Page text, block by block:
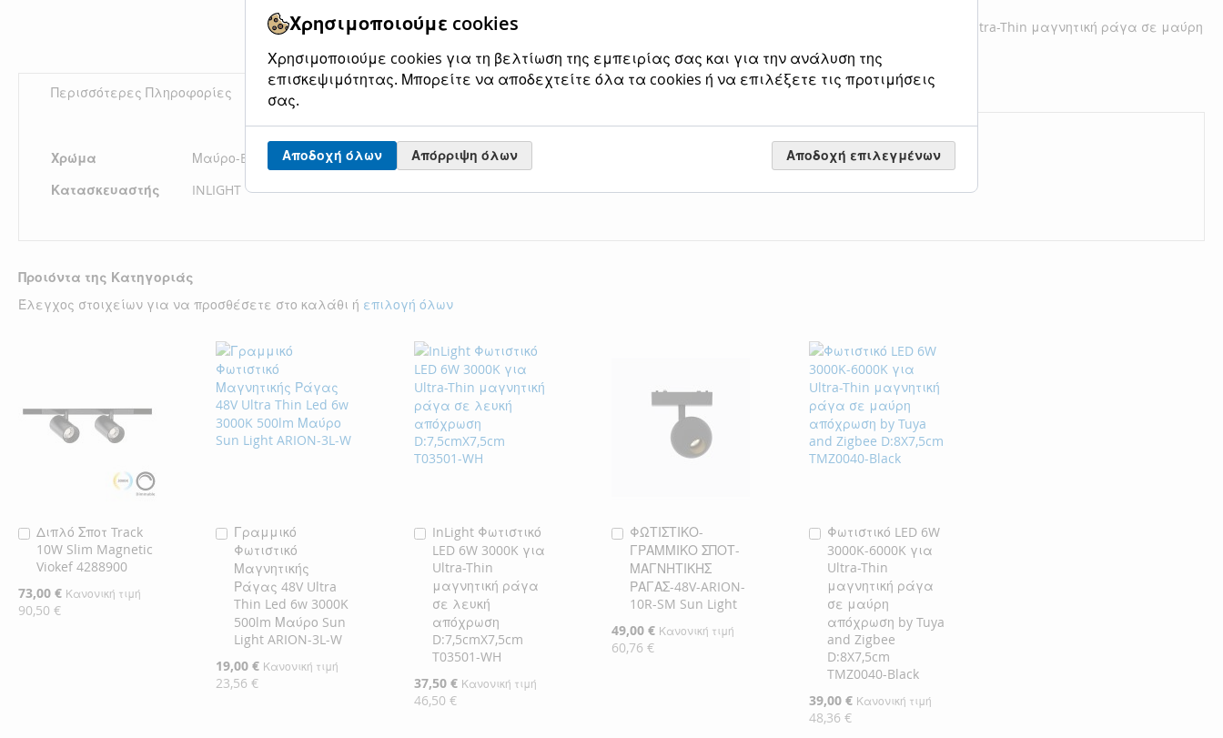
InLight Φωτιστικό LED 2x9W 3CCT για Ultra-Thin μαγνητική ράγα σε μαύρη
Περισσότερες Πληροφορίες
Περισσότερες
Πληροφορίες
Χρώμα
Μαύρο-Black
Κατασκευαστής
INLIGHT
Αξιολογήσεις
Προιόντα της Κατηγοριάς
Έλεγχος στοιχείων για να προσθέσετε στο καλάθι ή επιλογή όλων
Διπλό Σποτ Track
10W Slim Magnetic
Viokef 4288900
Ειδική
Τιμή
73,00 € Κανονική τιμή
90,50 €
Προσθήκη
στο
Καλάθι
Γραμμικό
Φωτιστικό
Μαγνητικής
Ράγας 48V Ultra
Thin Led 6w 3000K
500lm Μαύρο Sun
Light ARION-3L-W
Ειδική
Τιμή
19,00 € Κανονική τιμή
23,56 €
Προσθήκη
στο
Καλάθι
InLight Φωτιστικό
LED 6W 3000K για
Ultra-Thin
μαγνητική ράγα
σε λευκή
απόχρωση
D:7,5cmX7,5cm
T03501-WH
Ειδική
Τιμή
37,50 € Κανονική τιμή
46,50 €
Προσθήκη
στο
Καλάθι
ΦΩΤΙΣΤΙΚΟ-
ΓΡΑΜΜΙΚΟ ΣΠΟΤ-
ΜΑΓΝΗΤΙΚΗΣ
ΡΑΓΑΣ-48V-ARION-
10R-SM Sun Light
Ειδική
Τιμή
49,00 € Κανονική τιμή
60,76 €
Προσθήκη
στο
Καλάθι
Φωτιστικό LED 6W
3000K-6000K για
Ultra-Thin
μαγνητική ράγα
σε μαύρη
απόχρωση by Tuya
and Zigbee
D:8X7,5cm
TMZ0040-Black
Ειδική
Τιμή
39,00 € Κανονική τιμή
48,36 €
Προσθήκη
στο
Καλάθι
Χρησιμοποιούμε cookies
Χρησιμοποιούμε cookies για τη βελτίωση της εμπειρίας σας και για την ανάλυση της
επισκεψιμότητας. Μπορείτε να αποδεχτείτε όλα τα cookies ή να επιλέξετε τις προτιμήσεις
σας.
Αποδοχή όλων Απόρριψη όλων Αποδοχή επιλεγμένων